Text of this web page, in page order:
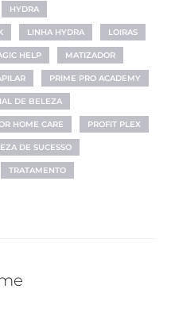
HYDRA
LINHA HYDRA LOIRAS
HELP MATIZADOR
PRIME PRO ACADEMY
DE BELEZA
HOME CARE PROFIT PLEX
DE SUCESSO
TRATAMENTO